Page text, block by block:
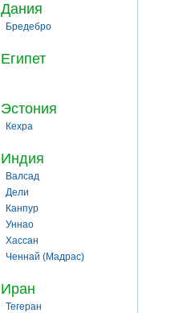
Дания
Бредебро
Египет
Эстония
Кехра
Индия
Валсад
Дели
Канпур
Уннао
Хассан
Ченнай (Мадрас)
Иран
Тегеран